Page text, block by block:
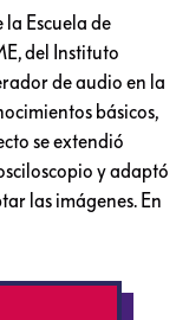
la Escuela de
del Instituto
de audio en la
básicos,
se extendió
y adaptó
las imágenes. En